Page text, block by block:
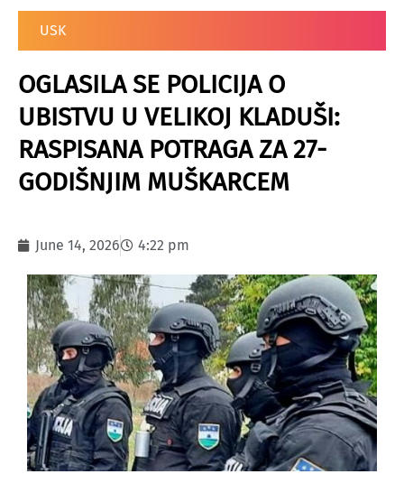
USK
OGLASILA SE POLICIJA O
UBISTVU U VELIKOJ KLADUŠI:
RASPISANA POTRAGA ZA 27-
GODIŠNJIM MUŠKARCEM
June 14, 2026 4:22 pm